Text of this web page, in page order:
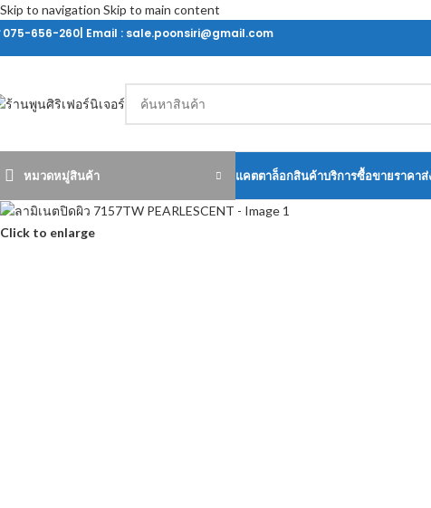
Skip to navigation Skip to main content
075-656-260| Email : sale.poonsiri@gmail.com
หมวดหมู่สินค้า แคตตาล็อกสินค้าบริการซื้อขายราคาส่
Click to enlarge